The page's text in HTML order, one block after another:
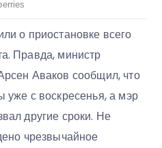
о приостановке всего
Правда, министр
Аваков сообщил, что
уже с воскресенья, а мэр
другие сроки. Не
чрезвычайное